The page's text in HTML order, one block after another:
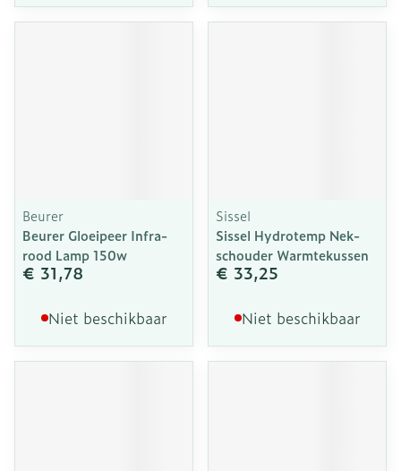
Beurer
Beurer Gloeipeer Infra-
rood Lamp 150w
€ 31,78
Niet beschikbaar
Sissel
Sissel Hydrotemp Nek-
schouder Warmtekussen
€ 33,25
Niet beschikbaar